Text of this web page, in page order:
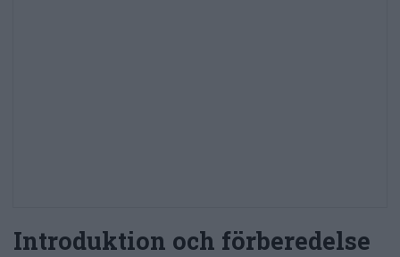
Introduktion och förberedelse